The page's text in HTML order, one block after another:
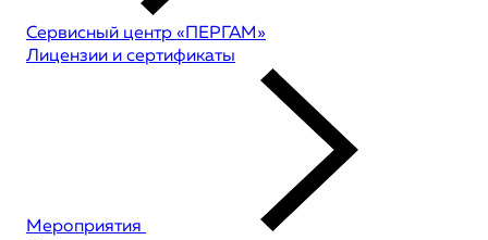
Сервисный центр «ПЕРГАМ»
Лицензии и сертификаты
Мероприятия